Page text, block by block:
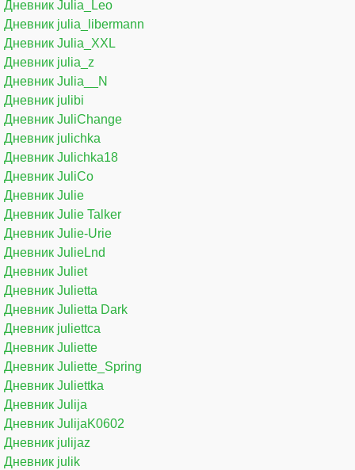
Дневник Julia_Leo
Дневник julia_libermann
Дневник Julia_XXL
Дневник julia_z
Дневник Julia__N
Дневник julibi
Дневник JuliChange
Дневник julichka
Дневник Julichka18
Дневник JuliCo
Дневник Julie
Дневник Julie Talker
Дневник Julie-Urie
Дневник JulieLnd
Дневник Juliet
Дневник Julietta
Дневник Julietta Dark
Дневник juliettca
Дневник Juliette
Дневник Juliette_Spring
Дневник Juliettka
Дневник Julija
Дневник JulijaK0602
Дневник julijaz
Дневник julik